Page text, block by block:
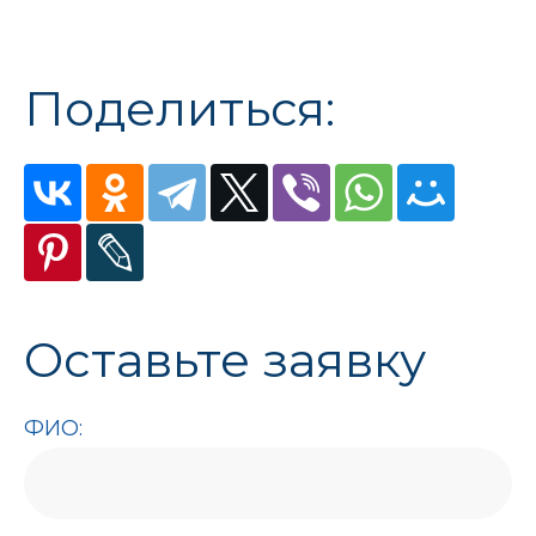
Поделиться:
Оставьте заявку
ФИО: